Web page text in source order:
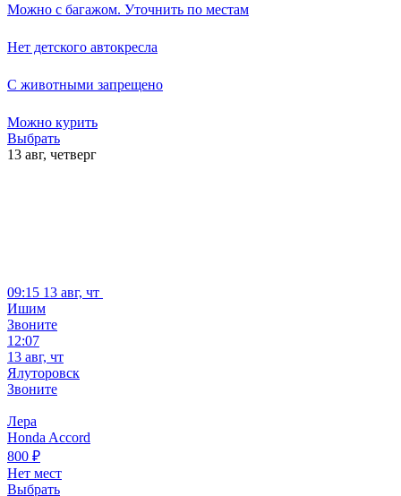
Можно с багажом. Уточнить по местам
Нет детского автокресла
С животными запрещено
Можно курить
Выбрать
13 авг, четверг
09:15 13 авг, чт
Ишим
Звоните
12:07
13 авг, чт
Ялуторовск
Звоните
Лера
Honda Accord
800 ₽
Нет мест
Выбрать